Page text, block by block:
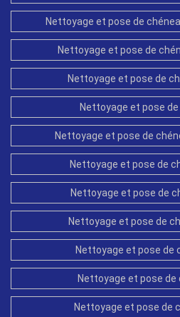
Nettoyage et pose de
Nettoyage et pose de
Nettoyage et pose de
Nettoyage et pose de
Nettoyage et pose de
Nettoyage et pose de
Nettoyage et pose de
Nettoyage et pose de
Nettoyage et pose de
Nettoyage et pose de
Nettoyage et pose de